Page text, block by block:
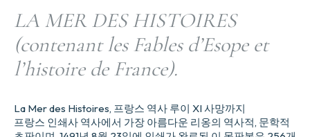
LA MER DES HISTOIRES
(contenant les Fables d’Esope et
l’histoire de France).
La Mer des Histoires, 프랑스 역사 루이 XI 사망까지
프랑스 인쇄사 역사에서 가장 아름다운 리옹의 역사적, 문학적